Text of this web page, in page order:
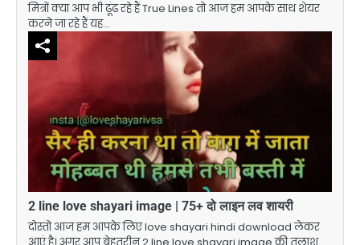
मित्रों क्या आप भी ढूंढ रहे हैं True Lines तो आज हम आपके साथ शेयर
करने जा रहे हैं यह…
2 line love shayari image | 75+ दो लाइन लव शायरी
दोस्तो आज हम आपके लिए love shayari hindi download लेकर